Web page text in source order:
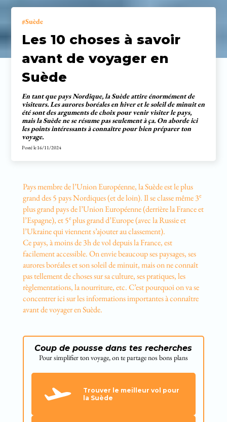
Suède
Les 10 choses à savoir
avant de voyager en
Suède
En tant que pays Nordique, la Suède attire énormément de
visiteurs. Les aurores boréales en hiver et le soleil de minuit en
été sont des arguments de choix pour venir visiter le pays,
mais la Suède ne se résume pas seulement à ça. On aborde ici
les points intéressants à connaître pour bien préparer ton
voyage.
Posté le16/11/2024
Pays membre de l’Union Européenne, la Suède est le plus
grand des 5 pays Nordiques (et de loin). Il se classe même 3e
plus grand pays de l’Union Européenne (derrière la France et
l’Espagne), et 5eplus grand d’Europe (avec la Russie et
l’Ukraine qui viennent s’ajouter au classement).
Ce pays, à moins de 3h de vol depuis la France, est
facilement accessible. On envie beaucoup ses paysages, ses
aurores boréales et son soleil de minuit, mais on ne connaît
pas tellement de choses sur sa culture, ses pratiques, les
règlementations, la nourriture, etc. C’est pourquoi on va se
concentrer ici sur les informations importantes à connaître
avant de voyager en Suède.
Coup de pousse dans tes recherches
Pour simplifier ton voyage, on te partage nos bons plans
Trouver le meilleur vol pour
la Suède